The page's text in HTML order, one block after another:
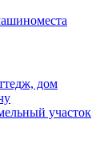
дом
участок